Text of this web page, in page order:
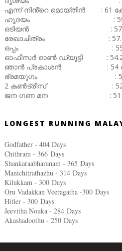
എന്ന് നിൻ്റെ മൊയ്തീൻ : 61
ഹൃദയം : 59
ഒടിയൻ : 57
രേഖാചിത്രം : 57.40
ഒപ്പം : 55
ഓഫീസർ ഓൺ ഡ്യൂട്ടി :
ഞാൻ പ്രകാശൻ : 54
ഭ്രമയുഗം : 52
2 കൺട്രീസ് : 52
ജന ഗണ മന : 51
LONGEST RUNNING
Godfather - 404 Days
Chithram - 366 Days
Shankaraabharanam - 365 Days
Manichitrathazhu - 314 Days
Kilukkam - 300 Days
Oru Vadakkan Veeragatha -300 Days
Hitler - 300 Days
Jeevitha Nouka - 284 Days
Akashadoothu - 250 Days